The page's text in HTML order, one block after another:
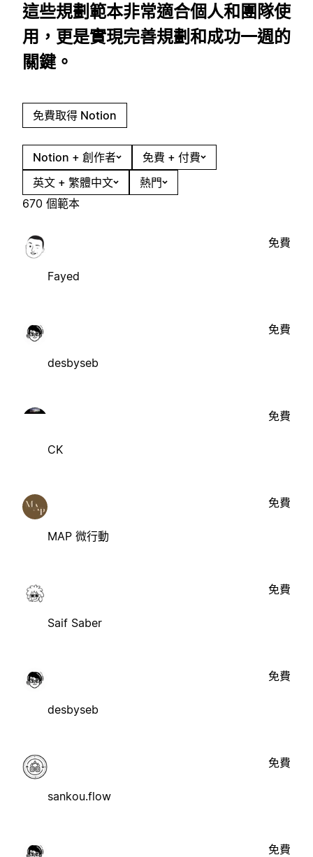
這些規劃範本非常適合個人和團隊使
用，更是實現完善規劃和成功一週的
關鍵。
免費取得 Notion
Notion + 創作者
免費 + 付費
英文 + 繁體中文
熱門
670 個範本
Fayed
免費
desbyseb
免費
CK
免費
MAP 微行動
免費
Saif Saber
免費
desbyseb
免費
sankou.flow
免費
免費